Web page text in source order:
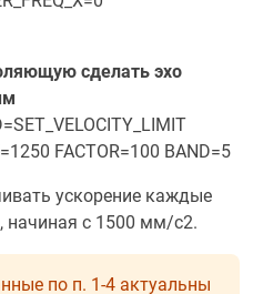
сделать эхо
FACTOR=100 BAND=5
ускорение каждые
с 1500 мм/с2.
по п. 1-4 актуальны